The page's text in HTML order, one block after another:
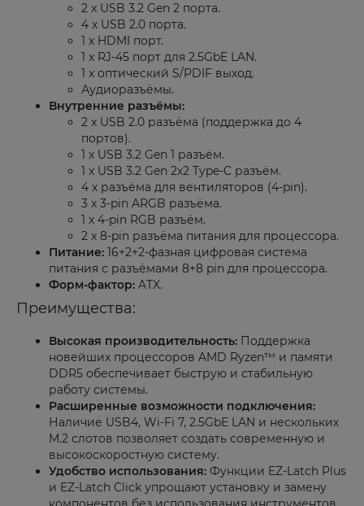
2 x USB 3.2 Gen 2 порта.
4 x USB 2.0 порта.
1 x HDMI порт.
1 x RJ-45 порт для 2.5GbE LAN.
1 x оптический S/PDIF выход.
Аудиоразъёмы.
Внутренние разъёмы:
2 x USB 2.0 разъёма (поддержка до 4
портов).
1 x USB 3.2 Gen 1 разъём.
1 x USB 3.2 Gen 2x2 Type-C разъём.
4 x разъёма для вентиляторов (4-pin).
3 x 3-pin ARGB разъёма.
1 x 4-pin RGB разъём.
2 x 8-pin разъёма питания для процессора.
Питание: 16+2+2-фазная цифровая система
питания с разъёмами 8+8 pin для процессора.
Форм-фактор: ATX.
Преимущества:
Высокая производительность: Поддержка
новейших процессоров AMD Ryzen™ и памяти
DDR5 обеспечивает быструю и стабильную
работу системы.
Расширенные возможности подключения:
Наличие USB4, Wi-Fi 7, 2.5GbE LAN и нескольких
M.2 слотов позволяет создать современную и
высокоскоростную систему.
Удобство использования: Функции EZ-Latch Plus
и EZ-Latch Click упрощают установку и замену